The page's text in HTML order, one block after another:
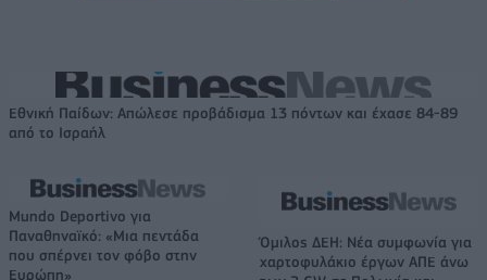
Εθνική Παίδων: Απώλεσε προβάδισμα 13 πόντων και έχασε 84-89
από το Ισραήλ
Mundo Deportivo για
Παναθηναϊκό: «Μια πεντάδα
που σπέρνει τον φόβο στην
Ευρώπη»
Όμιλος ΔΕΗ: Νέα συμφωνία για
χαρτοφυλάκιο έργων ΑΠΕ άνω